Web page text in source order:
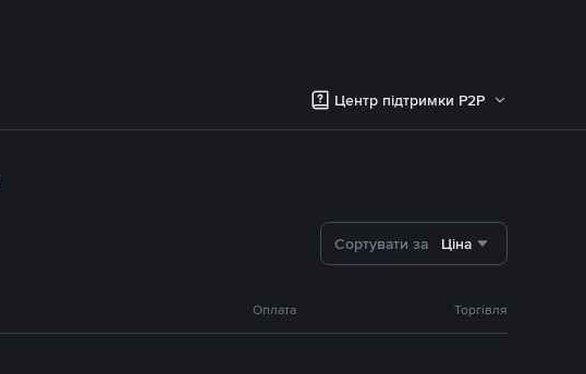
Центр підтримки P2P
Сортувати за Ціна
Оплата Торгівля